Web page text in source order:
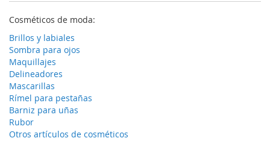
Cosméticos de moda:
Brillos y labiales
Sombra para ojos
Maquillajes
Delineadores
Mascarillas
Rímel para pestañas
Barniz para uñas
Rubor
Otros artículos de cosméticos